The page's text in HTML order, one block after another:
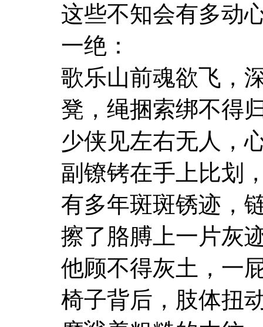
这些不知会有多动
一绝：
歌乐山前魂欲飞，
凳，绳捆索绑不得
少侠见左右无人，
副镣铐在手上比划
有多年斑斑锈迹，
擦了胳膊上一片灰
他顾不得灰土，一
椅子背后，肢体扭